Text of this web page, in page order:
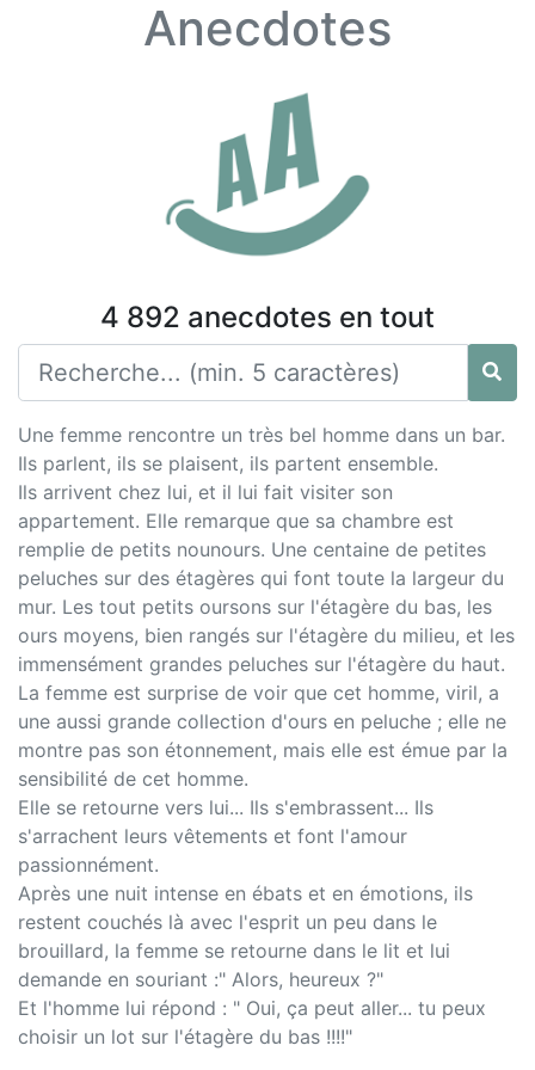
Anecdotes
4 892 anecdotes en tout
Une femme rencontre un très bel homme dans un bar.
Ils parlent, ils se plaisent, ils partent ensemble.
Ils arrivent chez lui, et il lui fait visiter son
appartement. Elle remarque que sa chambre est
remplie de petits nounours. Une centaine de petites
peluches sur des étagères qui font toute la largeur du
mur. Les tout petits oursons sur l'étagère du bas, les
ours moyens, bien rangés sur l'étagère du milieu, et les
immensément grandes peluches sur l'étagère du haut.
La femme est surprise de voir que cet homme, viril, a
une aussi grande collection d'ours en peluche ; elle ne
montre pas son étonnement, mais elle est émue par la
sensibilité de cet homme.
Elle se retourne vers lui... Ils s'embrassent... Ils
s'arrachent leurs vêtements et font l'amour
passionnément.
Après une nuit intense en ébats et en émotions, ils
restent couchés là avec l'esprit un peu dans le
brouillard, la femme se retourne dans le lit et lui
demande en souriant :" Alors, heureux ?"
Et l'homme lui répond : " Oui, ça peut aller... tu peux
choisir un lot sur l'étagère du bas !!!!"